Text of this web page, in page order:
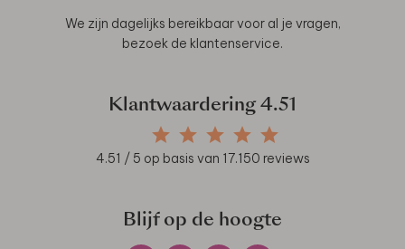
We zijn dagelijks bereikbaar voor al je vragen,
bezoek de klantenservice.
Klantwaardering 4.51
4.51 / 5 op basis van 17.150 reviews
Blijf op de hoogte